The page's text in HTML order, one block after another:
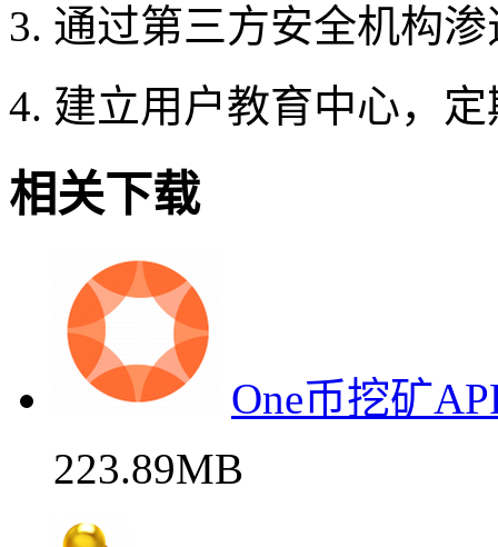
3. 通过第三方安全机构
4. 建立用户教育中心，
相关下载
One币挖矿
223.89MB